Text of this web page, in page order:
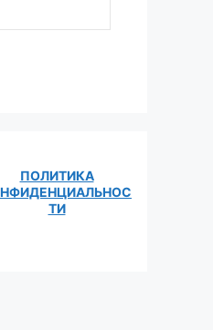
ПОЛИТИКА
ТИ